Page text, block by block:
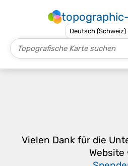
Vielen Dank für die